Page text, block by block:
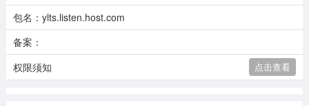
包名：ylts.listen.host.com
备案：
权限须知
点击查看